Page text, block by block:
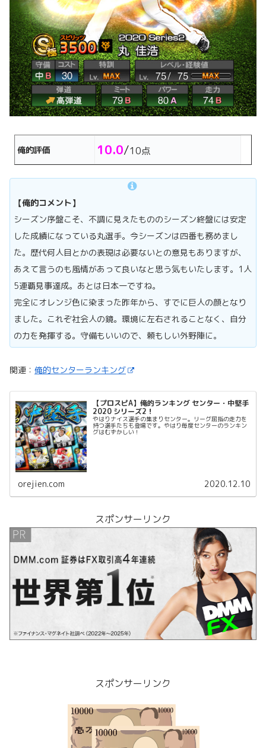
俺的評価 10.0/10点
【俺的コメント】
シーズン序盤こそ、不調に見えたもののシーズン終盤には安定
した成績になっている丸選手。今シーズンは四番も務めまし
た。歴代何人目とかの表現は必要ないとの意見もありますが、
あえて言うのも風情があって良いなと思う気もいたします。1人
5連覇見事達成。あとは日本一ですね。
完全にオレンジ色に染まった昨年から、すでに巨人の顔となり
ました。これぞ社会人の鏡。環境に左右されることなく、自分
の力を発揮する。守備もいいので、頼もしい外野陣に。
関連： 俺的センターランキング
【プロスピA】俺的ランキング センター・中堅手
2020 シリーズ2！
やはりナイス選手の集まりセンター。リーグ屈指の走力を
持つ選手たちも登場です。やはり毎度センターのランキン
グはむずかしい！
orejien.com 2020.12.10
スポンサーリンク
スポンサーリンク